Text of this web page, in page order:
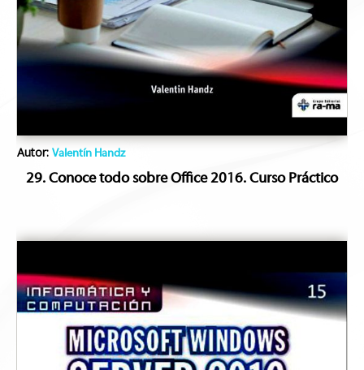
Autor:Valentín Handz
29. Conoce todo sobre Office 2016. Curso Práctico